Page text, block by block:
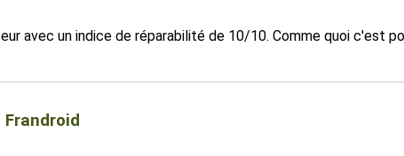
avec un indice de réparabilité de 10/10. Comme quoi c'est